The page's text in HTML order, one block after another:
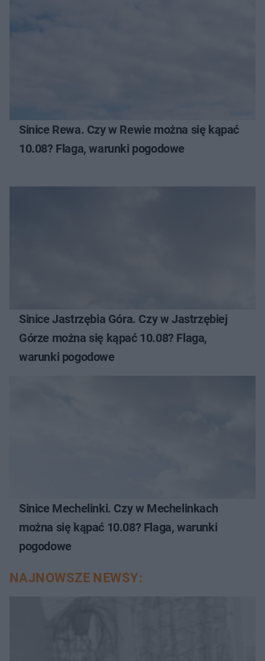
Sinice Rewa. Czy w Rewie można się kąpać
10.08? Flaga, warunki pogodowe
Sinice Jastrzębia Góra. Czy w Jastrzębiej
Górze można się kąpać 10.08? Flaga,
warunki pogodowe
Sinice Mechelinki. Czy w Mechelinkach
można się kąpać 10.08? Flaga, warunki
pogodowe
NAJNOWSZE NEWSY: